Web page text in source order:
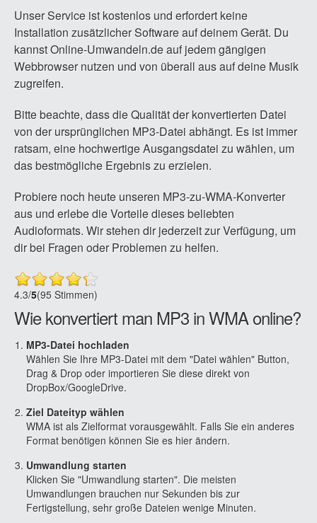
Unser Service ist kostenlos und erfordert keine
Installation zusätzlicher Software auf deinem Gerät. Du
kannst Online-Umwandeln.de auf jedem gängigen
Webbrowser nutzen und von überall aus auf deine Musik
zugreifen.
Bitte beachte, dass die Qualität der konvertierten Datei
von der ursprünglichen MP3-Datei abhängt. Es ist immer
ratsam, eine hochwertige Ausgangsdatei zu wählen, um
das bestmögliche Ergebnis zu erzielen.
Probiere noch heute unseren MP3-zu-WMA-Konverter
aus und erlebe die Vorteile dieses beliebten
Audioformats. Wir stehen dir jederzeit zur Verfügung, um
dir bei Fragen oder Problemen zu helfen.
4.3/5(95 Stimmen)
Wie konvertiert man MP3 in WMA online?
MP3-Datei hochladen
Wählen Sie Ihre MP3-Datei mit dem "Datei wählen" Button,
Drag & Drop oder importieren Sie diese direkt von
DropBox/GoogleDrive.
Ziel Dateityp wählen
WMA ist als Zielformat vorausgewählt. Falls Sie ein anderes
Format benötigen können Sie es hier ändern.
Umwandlung starten
Klicken Sie "Umwandlung starten". Die meisten
Umwandlungen brauchen nur Sekunden bis zur
Fertigstellung, sehr große Dateien wenige Minuten.